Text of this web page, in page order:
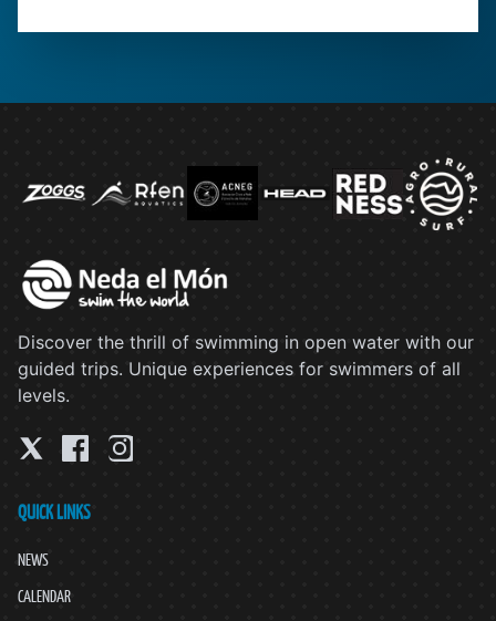
Discover the thrill of swimming in open water with our
guided trips. Unique experiences for swimmers of all
levels.
QUICK LINKS
NEWS
CALENDAR